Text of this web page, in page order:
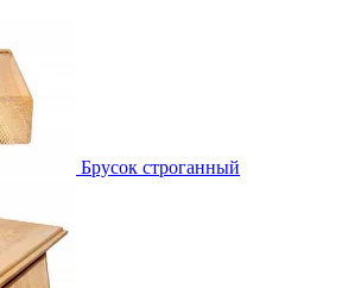
Брусок строганный